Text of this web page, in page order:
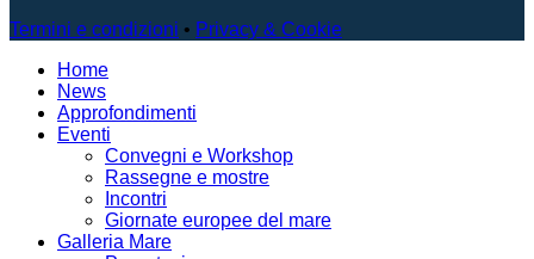
Termini e condizioni • Privacy & Cookie
Home
News
Approfondimenti
Eventi
Convegni e Workshop
Rassegne e mostre
Incontri
Giornate europee del mare
Galleria Mare